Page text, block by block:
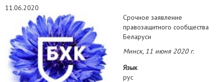
11.06.2020
Срочное заявление
правозащитного сообщества
Беларуси
Минск, 11 июня 2020 г.
Язык
рус